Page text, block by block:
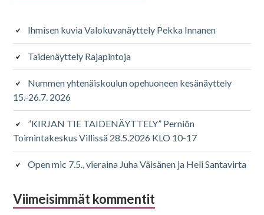
Ihmisen kuvia Valokuvanäyttely Pekka Innanen
Taidenäyttely Rajapintoja
Nummen yhtenäiskoulun opehuoneen kesänäyttely
15.-26.7. 2026
”KIRJAN TIE TAIDENÄYTTELY” Perniön
Toimintakeskus Villissä 28.5.2026 KLO 10-17
Open mic 7.5., vieraina Juha Väisänen ja Heli Santavirta
Viimeisimmät kommentit